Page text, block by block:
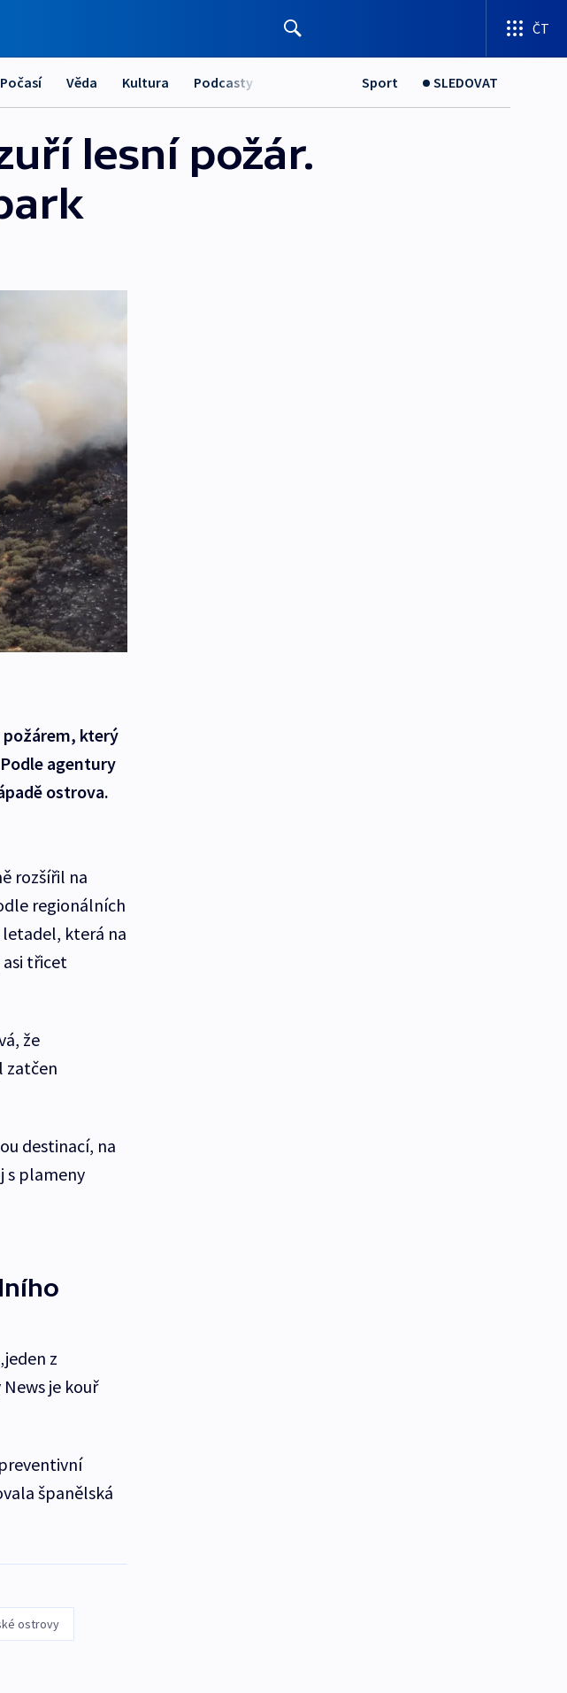
ČT
Počasí Věda Kultura Podcasty Sport SLEDOVAT
lesní požár.
požárem, který
agentury
ostrova.
rozšířil na
regionálních
letadel, která na
asi třicet
že
zatčen
destinací, na
s plameny
z
je kouř
španělská
ostrovy